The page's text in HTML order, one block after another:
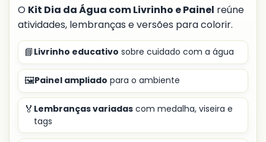
O Kit Dia da Água com Livrinho e Painel reúne
atividades, lembranças e versões para colorir.
📘 Livrinho educativo sobre cuidado com a água
🖼️Painel ampliado para o ambiente
🏅 Lembranças variadas com medalha, viseira e
tags